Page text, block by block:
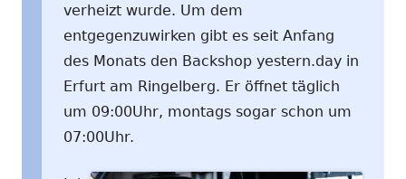
verheizt wurde. Um dem
entgegenzuwirken gibt es seit Anfang
des Monats den Backshop yestern.day in
Erfurt am Ringelberg. Er öffnet täglich
um 09:00Uhr, montags sogar schon um
07:00Uhr.